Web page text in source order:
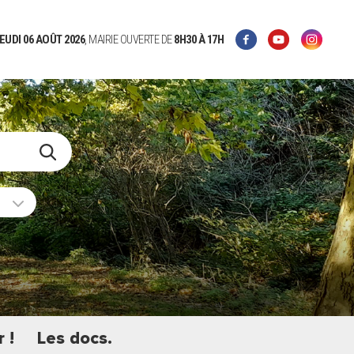
06 AOÛT 2026, MAIRIE OUVERTE DE8H30À 17H
! Les docs.